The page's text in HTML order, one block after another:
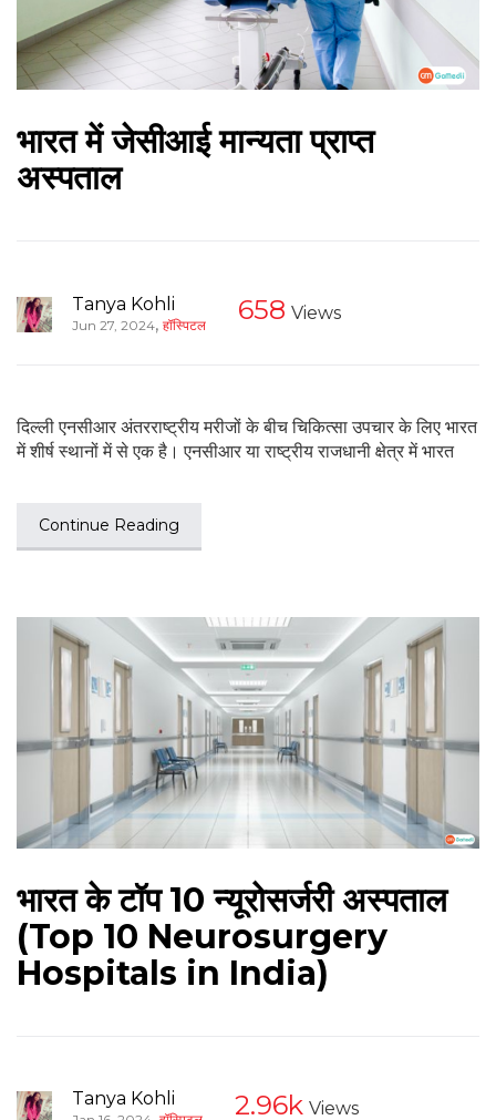
भारत में जेसीआई मान्यता प्राप्त
अस्पताल
Tanya Kohli
Jun 27, 2024, हॉस्पिटल 658 Views
दिल्ली एनसीआर अंतरराष्ट्रीय मरीजों के बीच चिकित्सा उपचार के लिए भारत
में शीर्ष स्थानों में से एक है। एनसीआर या राष्ट्रीय राजधानी क्षेत्र में भारत
Continue Reading
भारत के टॉप 10 न्यूरोसर्जरी अस्पताल
(Top 10 Neurosurgery
Hospitals in India)
Tanya Kohli 2.96k Views